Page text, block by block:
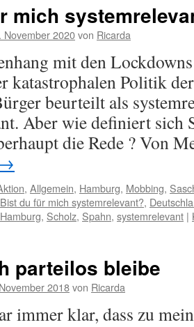
mich
November 2020von Ricarda
mit den
katastrophalen Politik
beurteilt als
Aber wie definiert sich
die Rede ? Von
, Allgemein, Hamburg, Mobbing,
Bist du für mich systemrelevant?,
, Scholz, Spahn, systemrelevant |
parteilos bleibe
2018von Ricarda
immer klar, dass zu